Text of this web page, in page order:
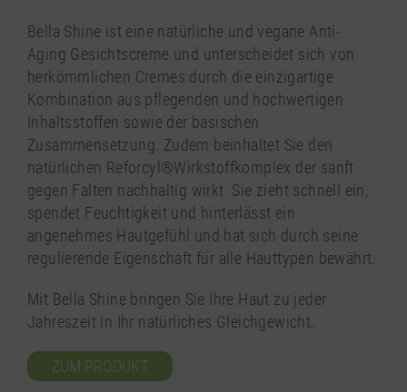
Bella Shine ist eine natürliche und vegane Anti-
Aging Gesichtscreme und unterscheidet sich von
herkömmlichen Cremes durch die einzigartige
Kombination aus pflegenden und hochwertigen
Inhaltsstoffen sowie der basischen
Zusammensetzung. Zudem beinhaltet Sie den
natürlichen Reforcyl®Wirkstoffkomplex der sanft
gegen Falten nachhaltig wirkt. Sie zieht schnell ein,
spendet Feuchtigkeit und hinterlässt ein
angenehmes Hautgefühl und hat sich durch seine
regulierende Eigenschaft für alle Hauttypen bewährt.
Mit Bella Shine bringen Sie Ihre Haut zu jeder
Jahreszeit in Ihr natürliches Gleichgewicht.
ZUM PRODUKT